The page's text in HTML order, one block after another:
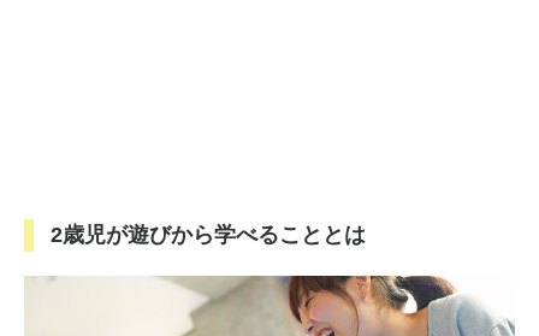
2歳児が遊びから学べることとは